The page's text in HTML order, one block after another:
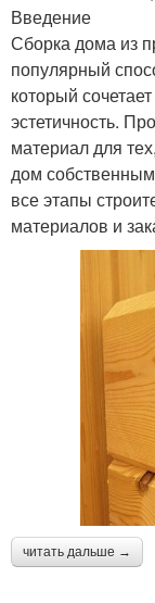
Введение
Сборка дома из
популярный
который
эстетичность.
материал для
дом
все этапы
материалов и
читать дальше →